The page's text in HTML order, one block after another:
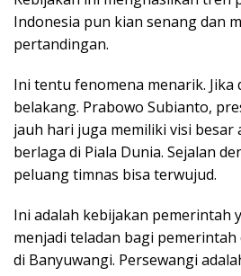
Indonesia pun kian senang dan
pertandingan.
Ini tentu fenomena menarik. Jika
belakang. Prabowo Subianto,
jauh hari juga memiliki visi besar
berlaga di Piala Dunia. Sejalan
peluang timnas bisa terwujud.
Ini adalah kebijakan pemerintah
menjadi teladan bagi
di Banyuwangi. Persewangi